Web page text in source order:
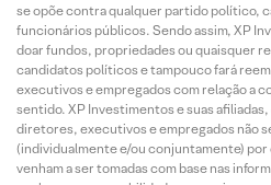
se opõe contra qualquer partido político,
funcionários públicos. Sendo assim, XP
doar fundos, propriedades ou quaisquer
candidatos políticos e tampouco fará
executivos e empregados com relação a
sentido. XP Investimentos e suas
diretores, executivos e empregados não
(individualmente e/ou conjuntamente)
venham a ser tomadas com base nas